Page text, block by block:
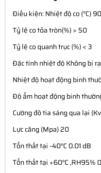
Điếu kiện: Nhiệt độ co (°C)
Tỷ lệ co tỏa tròn(%) > 50
Tỷ lệ co quanh trục (%) < 3
Đặc tính nhiệt độ Không bị
Nhiệt độ hoạt động binh
Độ ẩm hoạt động binh
Cường đô tia sáng qua lại
Lực căng (Mpa) 20
Tổn thất tại -40°C 0.01 dB
Tổn thất tại +60°C ,RH95%